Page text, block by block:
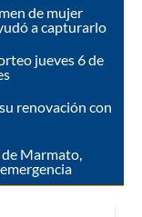
de mujer
a capturarlo
jueves 6 de
renovación con
Marmato,